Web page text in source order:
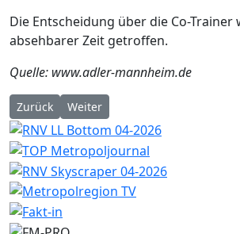
Die Entscheidung über die Co-Trainer
absehbarer Zeit getroffen.
Quelle: www.adler-mannheim.de
Vorheriger Beitrag: Red Bull Salzburg –
Zurück Nächster Beitrag: Adler
Weiter